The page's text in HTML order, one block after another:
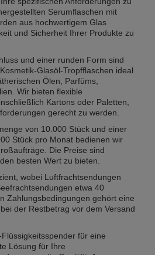
Serumflaschen mit
aus hochwertigem Glas
und Sicherheit Ihrer Produkte zu
und einer runden Form sind
Glasöl-Tropfflaschen ideal
Ölen, Parfüms,
Wir bieten flexible
Kartons oder Paletten,
gerecht zu werden.
von 10.000 Stück und einer
Stück pro Monat bedienen wir
Die Preise sind
besten Wert zu bieten.
wobei Luftfrachtsendungen
etwa 40
Zahlungsbedingungen gehört eine
der Restbetrag vor dem Versand
für eine
Lösung für Ihre